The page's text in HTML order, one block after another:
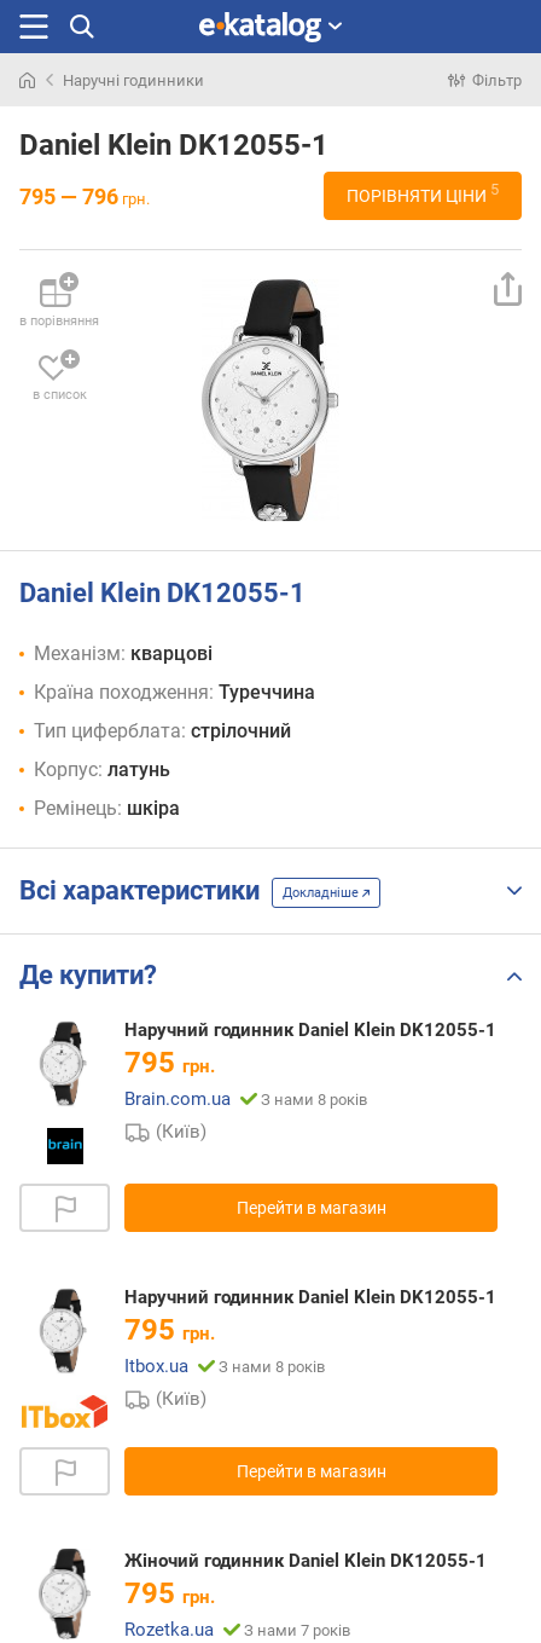
раніше
Наручні годинники Фільтр
Daniel Klein DK12055-1
795 — 796 грн. ПОРІВНЯТИ ЦІНИ 5
в порівняння
в список
Daniel Klein DK12055-1
Механізм: кварцові
Країна походження: Туреччина
Тип циферблата: стрілочний
Корпус: латунь
Ремінець: шкіра
Всі характеристики Докладніше
Де купити?
Наручний годинник Daniel Klein DK12055-1
795 грн.
Brain.com.ua
З нами 8 років
(Київ)
Перейти в магазин
Наручний годинник Daniel Klein DK12055-1
795 грн.
Itbox.ua
З нами 8 років
(Київ)
Перейти в магазин
Жіночий годинник Daniel Klein DK12055-1
795 грн.
Rozetka.ua
З нами 7 років